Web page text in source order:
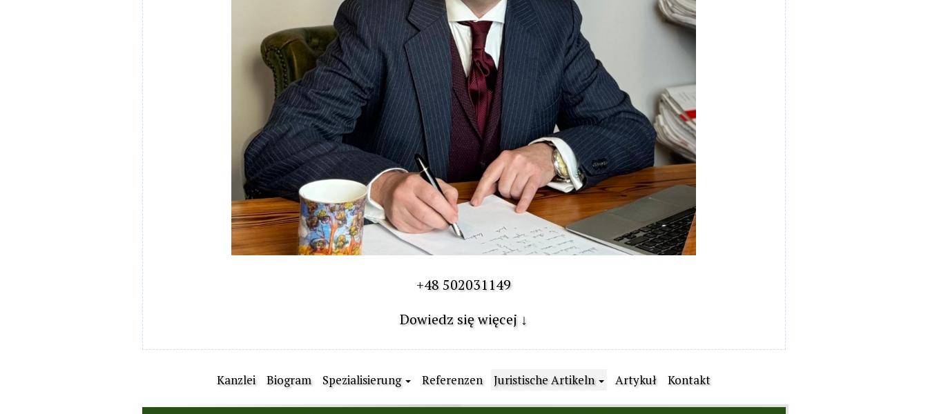
+48 502031149
Dowiedz się więcej ↓
Kanzlei Biogram Spezialisierung Referenzen Juristische Artikeln Artykuł Kontakt